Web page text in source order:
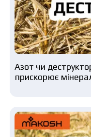
Азот чи
прискорює